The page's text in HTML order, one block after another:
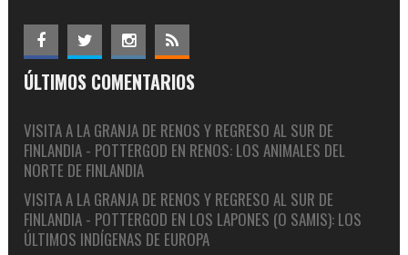
ÚLTIMOS COMENTARIOS
VISITA A LA GRANJA DE RENOS Y REGRESO AL SUR DE
FINLANDIA - POTTERGOD EN RENOS: LOS ANIMALES DEL
NORTE DE FINLANDIA
VISITA A LA GRANJA DE RENOS Y REGRESO AL SUR DE
FINLANDIA - POTTERGOD EN LOS LAPONES (O SAMIS): LOS
ÚLTIMOS INDÍGENAS DE EUROPA